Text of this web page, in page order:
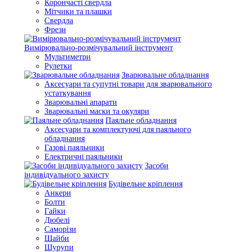
Корончасті свердла
Мітчики та плашки
Свердла
Фрези
Вимірювально-розмічувальний інструмент
Мультиметри
Рулетки
Зварювальне обладнання
Аксесуари та супутні товари для зварювального
устаткування
Зварювальні апарати
Зварювальні маски та окуляри
Паяльне обладнання
Аксесуари та комплектуючі для паяльного
обладнання
Газові паяльники
Електричні паяльники
Засоби
індивідуального захисту
Будівельне кріплення
Анкери
Болти
Гайки
Дюбелі
Саморізи
Шайби
Шурупи